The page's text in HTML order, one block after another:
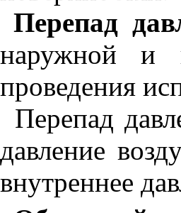
Перепад
наружной и
проведения
Перепад
давление
внутреннее